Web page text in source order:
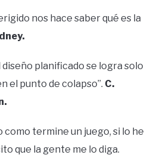
nos hace saber qué es la
planificado se logra solo
el punto de colapso”. C.
como termine un juego, si lo he
que la gente me lo diga.